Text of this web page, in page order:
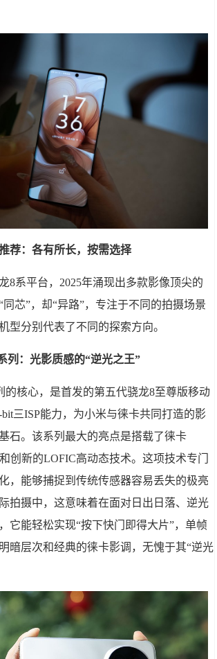
荐：各有所长，按需选择
8系平台，2025年涌现出多款影像顶尖的
芯”，却“异路”，专注于不同的拍摄场景
型分别代表了不同的探索方向。
列：光影质感的“逆光之王”
的核心，是首发的第五代骁龙8至尊版移动
三ISP能力，为小米与徕卡共同打造的影
石。该系列最大的亮点是搭载了徕卡
创新的LOFIC高动态技术。这项技术专门
，能够捕捉到传统传感器容易丢失的极亮
拍摄中，这意味着在面对日出日落、逆光
它能轻松实现“按下快门即得大片”，单帧
暗层次和经典的徕卡影调，无愧于其“逆光